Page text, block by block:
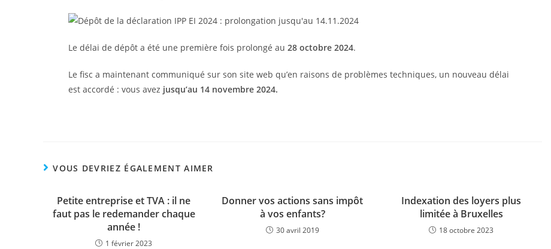
Le délai de dépôt a été une première fois prolongé au 28 octobre 2024.
Le fisc a maintenant communiqué sur son site web qu’en raisons de problèmes techniques, un nouveau délai
est accordé : vous avez jusqu’au 14 novembre 2024.
VOUS DEVRIEZ ÉGALEMENT AIMER
Petite entreprise et TVA : il ne
faut pas le redemander chaque
année !
1 février 2023
Donner vos actions sans impôt
à vos enfants?
30 avril 2019
Indexation des loyers plus
limitée à Bruxelles
18 octobre 2023